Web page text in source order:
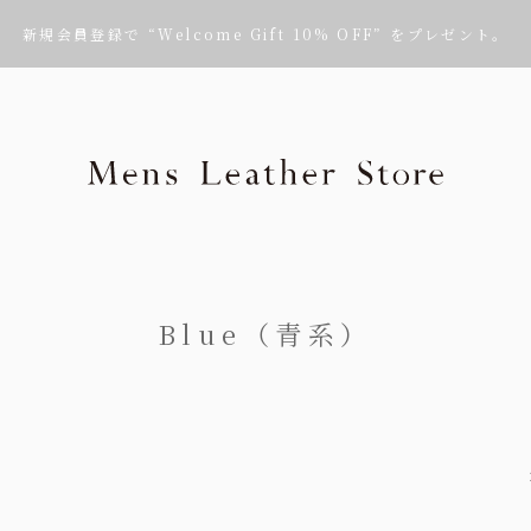
新規会員登録で “Welcome Gift 10% OFF” をプレゼント。
Blue（青系）